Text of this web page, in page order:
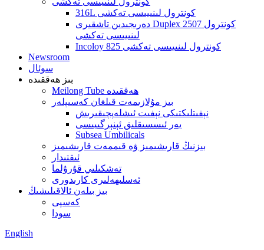
316L كونترول لىنىيىسى تەكشى
دەرىجىدىن تاشقىرى Duplex 2507 كونترول
لىنىيىسى تەكشى
Incoloy 825 كونترول لىنىيىسى تەكشى
Newsroom
سوئال
بىز ھەققىدە
Meilong Tube ھەققىدە
بىز مۇلازىمەت قىلغان كەسىپلەر
نېفىتلىكتىكى نېفىت ئىشلەپچىقىرىش
يەر ئىسسىقلىق ئېنېرگىيىسى
Subsea Umbilicals
بىزنىڭ قارىشىمىز ۋە قىممەت قارىشىمىز
ئىقتىدار
تەشكىلىي قۇرۇلما
ئەسلىھەلىرى كارىدورى
بىز بىلەن ئالاقىلىشىڭ
كەسپى
سودا
English